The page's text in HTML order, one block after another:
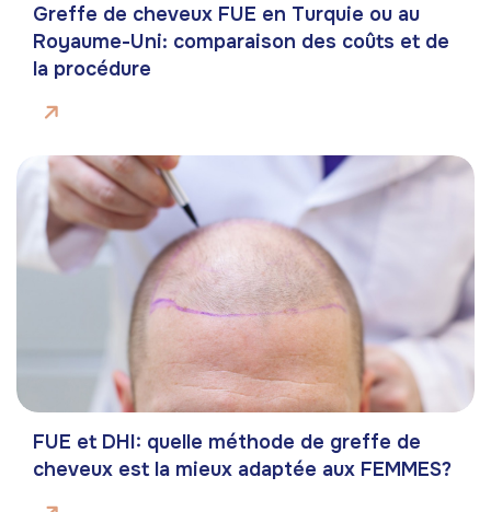
Greffe de cheveux FUE en Turquie ou au
Royaume-Uni: comparaison des coûts et de
la procédure
FUE et DHI: quelle méthode de greffe de
cheveux est la mieux adaptée aux FEMMES?